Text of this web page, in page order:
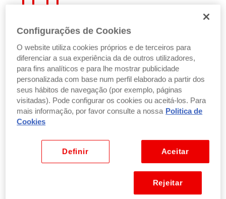
Aquisição de imóveis e terrenos, com ou sem
edificação, destinados ao exercício da atividade
empresarial.
Obter financiamento com condições mais
vantajosas
Linha com bonificação ao nível da taxa de juro e da
comissão de garantia, bem como de isenção das
comissões habitualmente aplicáveis pelo banco.
Configurações de Cookies
O website utiliza cookies próprios e de terceiros para
diferenciar a sua experiência da de outros utilizadores,
para fins analíticos e para lhe mostrar publicidade
personalizada com base num perfil elaborado a partir dos
seus hábitos de navegação (por exemplo, páginas
visitadas). Pode configurar os cookies ou aceitá-los. Para
mais informação, por favor consulte a nossa Politica de
Cookies
Aceitar
Definir
Rejeitar